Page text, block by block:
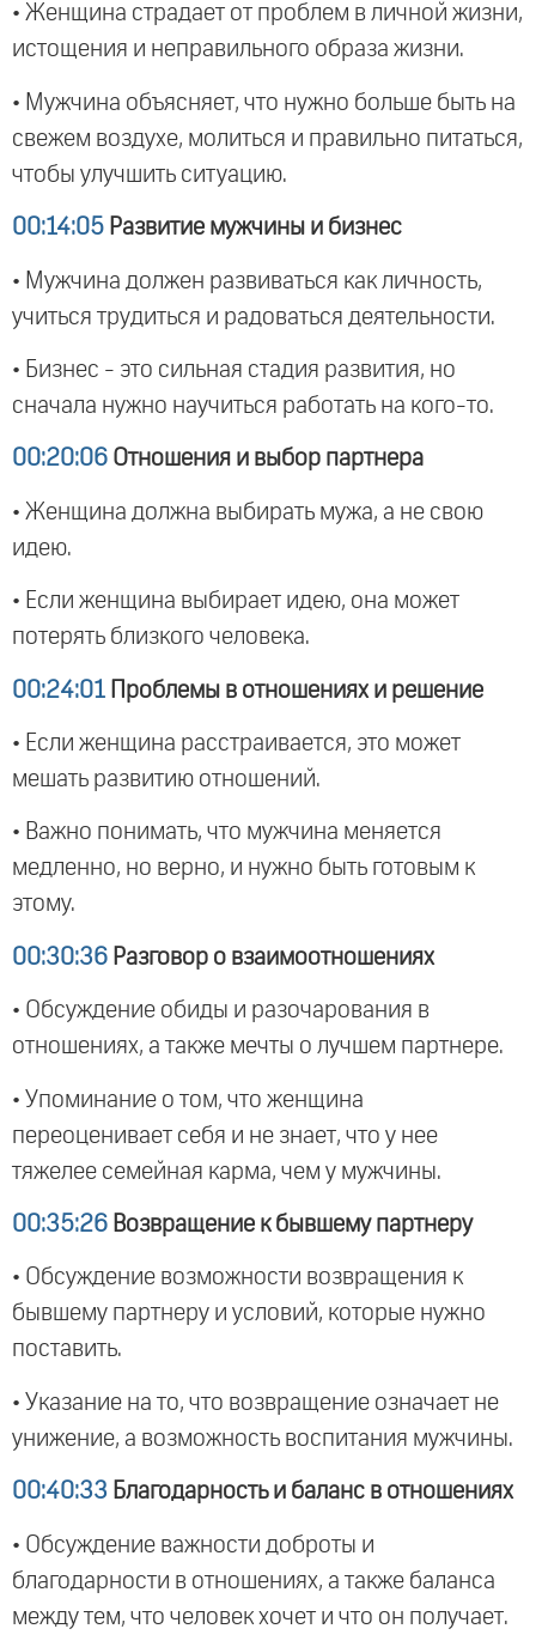
• Женщина страдает от проблем в личной жизни,
истощения и неправильного образа жизни.
• Мужчина объясняет, что нужно больше быть на
свежем воздухе, молиться и правильно питаться,
чтобы улучшить ситуацию.
00:14:05 Развитие мужчины и бизнес
• Мужчина должен развиваться как личность,
учиться трудиться и радоваться деятельности.
• Бизнес - это сильная стадия развития, но
сначала нужно научиться работать на кого-то.
00:20:06 Отношения и выбор партнера
• Женщина должна выбирать мужа, а не свою
идею.
• Если женщина выбирает идею, она может
потерять близкого человека.
00:24:01 Проблемы в отношениях и решение
• Если женщина расстраивается, это может
мешать развитию отношений.
• Важно понимать, что мужчина меняется
медленно, но верно, и нужно быть готовым к
этому.
00:30:36 Разговор о взаимоотношениях
• Обсуждение обиды и разочарования в
отношениях, а также мечты о лучшем партнере.
• Упоминание о том, что женщина
переоценивает себя и не знает, что у нее
тяжелее семейная карма, чем у мужчины.
00:35:26 Возвращение к бывшему партнеру
• Обсуждение возможности возвращения к
бывшему партнеру и условий, которые нужно
поставить.
• Указание на то, что возвращение означает не
унижение, а возможность воспитания мужчины.
00:40:33 Благодарность и баланс в отношениях
• Обсуждение важности доброты и
благодарности в отношениях, а также баланса
между тем, что человек хочет и что он получает.